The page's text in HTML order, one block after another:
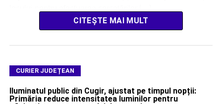
CITEȘTE MAI MULT
CURIER JUDEȚEAN
Iluminatul public din Cugir, ajustat pe timpul nopții:
Primăria reduce intensitatea luminilor pentru